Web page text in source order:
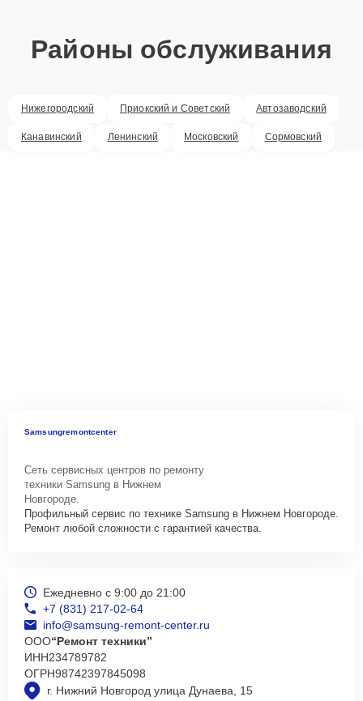
Районы обслуживания
Нижегородский Приокский и Советский Автозаводский
Канавинский Ленинский Московский Сормовский
Samsungremontcenter
Сеть сервисных центров по ремонту
техники Samsung в Нижнем
Новгороде.
Профильный сервис по технике Samsung в Нижнем Новгороде.
Ремонт любой сложности с гарантией качества.
г. Нижний Новгород улица Дунаева, 15
Ежедневно с 9:00 до 21:00
+7 (831) 217-02-64
info@samsung-remont-center.ru
ООО“Ремонт техники”
ИНН234789782
ОГРН98742397845098